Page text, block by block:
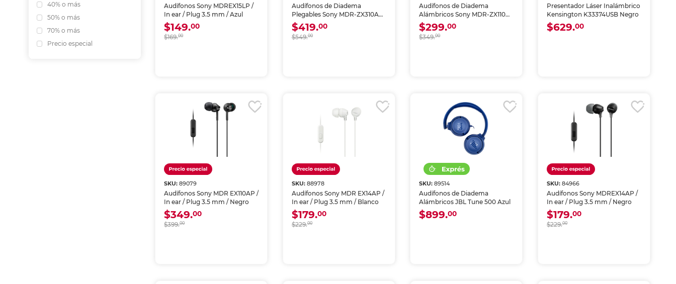
40% o más
50% o más
70% o más
Precio especial
Audífonos Sony MDREX15LP /
In ear / Plug 3.5 mm / Azul
$149.00
$169.00
Audífonos de Diadema
Plegables Sony MDR-ZX310AP
Negro
$419.00
$549.00
Audífonos de Diadema
Alámbricos Sony MDR-ZX110
Negro
$299.00
$349.00
Presentador Láser Inalámbrico
Kensington K33374USB Negro
$629.00
SKU:89079
Audífonos Sony MDR EX110AP /
In ear / Plug 3.5 mm / Negro
$349.00
$399.00
SKU: 88978
Audífonos Sony MDR EX14AP /
In ear / Plug 3.5 mm / Blanco
$179.00
$229.00
SKU:89514
Audífonos de Diadema
Alámbricos JBL Tune 500 Azul
$899.00
SKU: 84966
Audífonos Sony MDREX14AP /
In ear / Plug 3.5 mm / Negro
$179.00
$229.00